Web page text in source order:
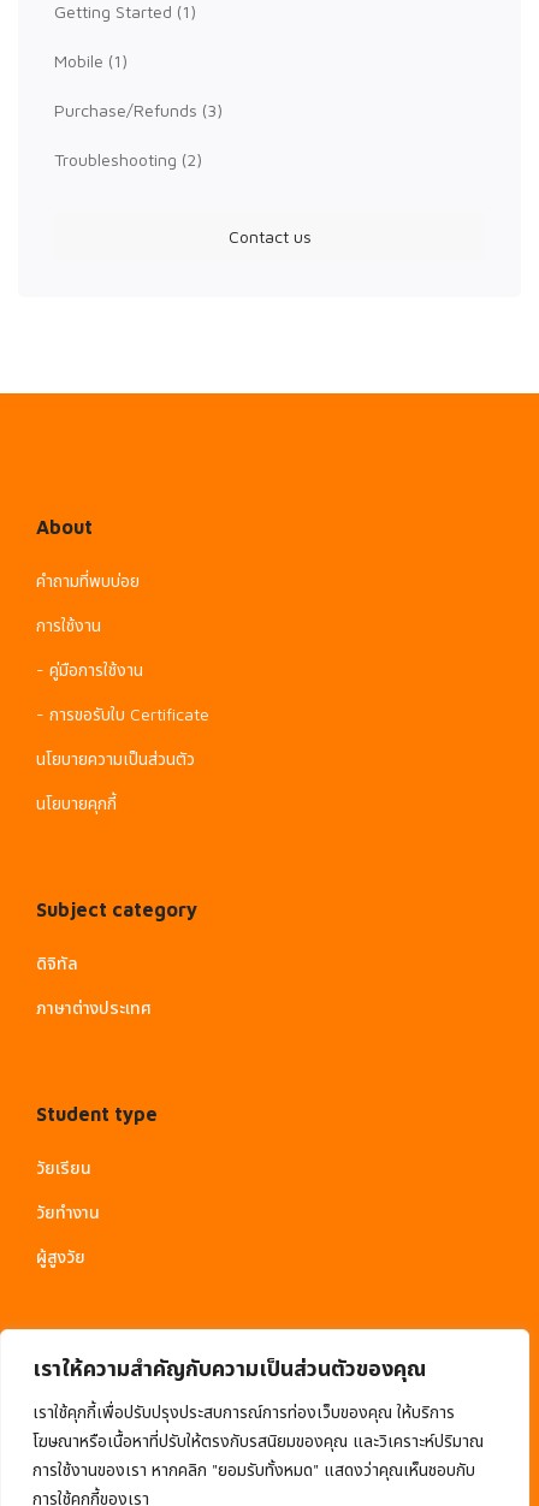
เราให้ความสำคัญกับความเป็นส่วนตัวของคุณ
เราใช้คุกกี้เพื่อปรับปรุงประสบการณ์การท่องเว็บของคุณ ให้บริการ
โฆษณาหรือเนื้อหาที่ปรับให้ตรงกับรสนิยมของคุณ และวิเคราะห์ปริมาณ
การใช้งานของเรา หากคลิก "ยอมรับทั้งหมด" แสดงว่าคุณเห็นชอบกับ
การใช้คุกกี้ของเรา
Getting Started (1)
Mobile (1)
Purchase/Refunds (3)
Troubleshooting (2)
Contact us
About
คำถามที่พบบ่อย
การใช้งาน
- คู่มือการใช้งาน
- การขอรับใบ Certificate
นโยบายความเป็นส่วนตัว
นโยบายคุกกี้
Subject category
ดิจิทัล
ภาษาต่างประเทศ
Student type
วัยเรียน
วัยทำงาน
ผู้สูงวัย
© 2020 EduMall. All Rights Reserved